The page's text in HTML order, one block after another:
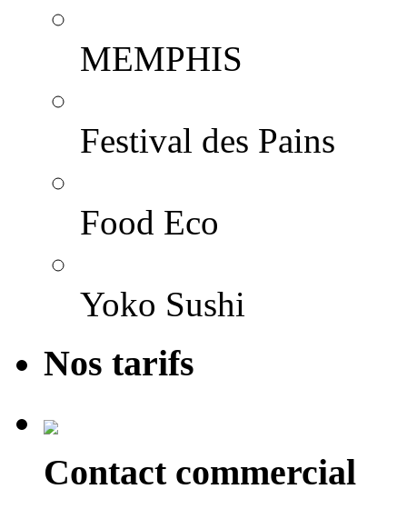
MEMPHIS
Festival des Pains
Food Eco
Yoko Sushi
Nos tarifs
Contact commercial